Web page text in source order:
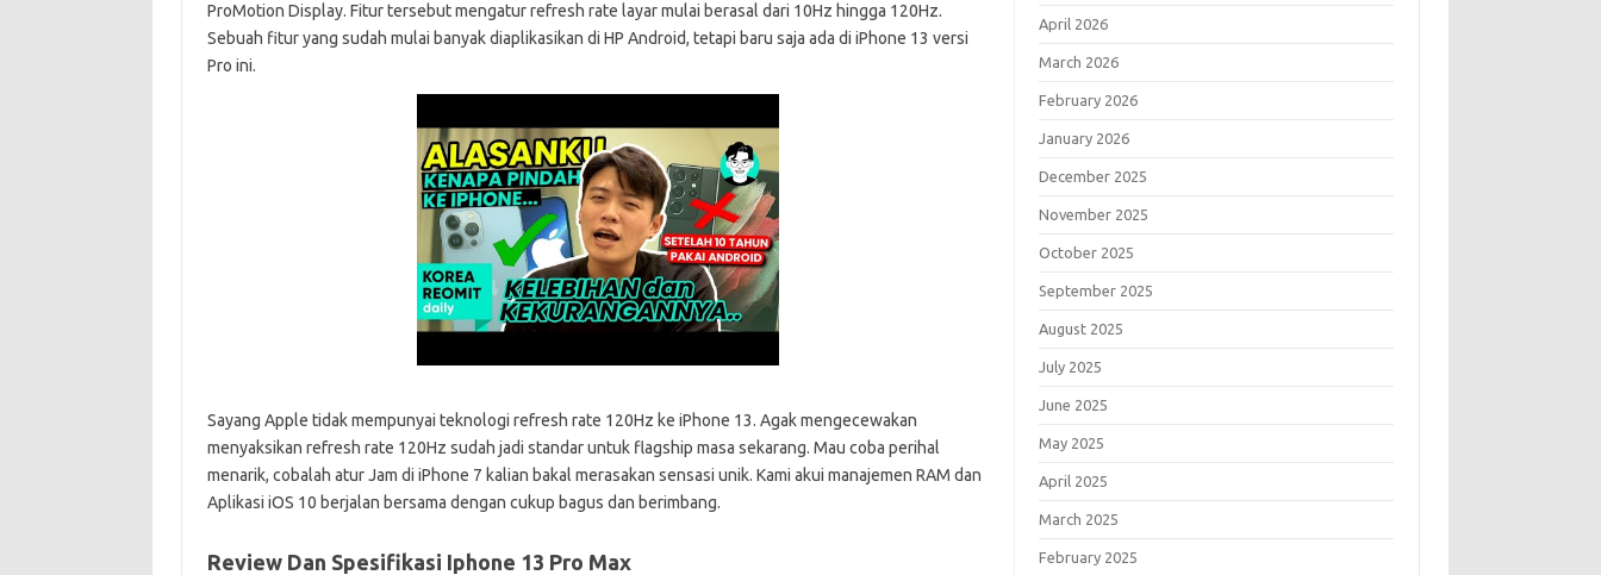
ProMotion Display. Fitur tersebut mengatur refresh rate layar mulai berasal dari 10Hz hingga 120Hz.
Sebuah fitur yang sudah mulai banyak diaplikasikan di HP Android, tetapi baru saja ada di iPhone 13 versi
Pro ini.
Sayang Apple tidak mempunyai teknologi refresh rate 120Hz ke iPhone 13. Agak mengecewakan
menyaksikan refresh rate 120Hz sudah jadi standar untuk flagship masa sekarang. Mau coba perihal
menarik, cobalah atur Jam di iPhone 7 kalian bakal merasakan sensasi unik. Kami akui manajemen RAM dan
Aplikasi iOS 10 berjalan bersama dengan cukup bagus dan berimbang.
Review Dan Spesifikasi Iphone 13 Pro Max
April 2026
March 2026
February 2026
January 2026
December 2025
November 2025
October 2025
September 2025
August 2025
July 2025
June 2025
May 2025
April 2025
March 2025
February 2025